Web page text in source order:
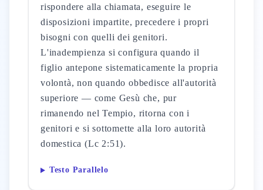
rispondere alla chiamata, eseguire le
disposizioni impartite, precedere i propri
bisogni con quelli dei genitori.
L'inadempienza si configura quando il
figlio antepone sistematicamente la propria
volontà, non quando obbedisce all'autorità
superiore — come Gesù che, pur
rimanendo nel Tempio, ritorna con i
genitori e si sottomette alla loro autorità
domestica (Lc 2:51).
Testo Parallelo